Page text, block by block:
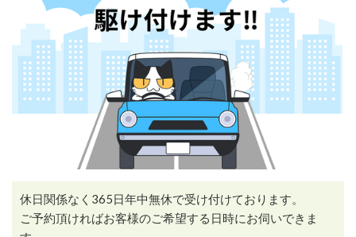
休日関係なく365日年中無休で受け付けております。
ご予約頂ければお客様のご希望する日時にお伺いできま